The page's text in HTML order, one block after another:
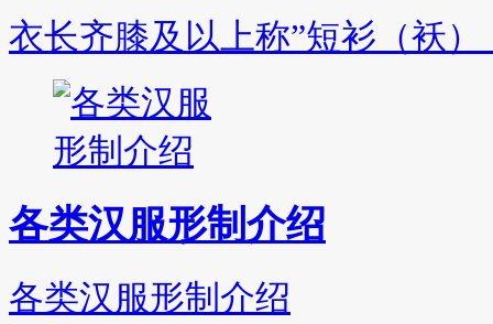
衣长齐膝及以上称”短衫（袄
各类汉服形制介绍
各类汉服形制介绍